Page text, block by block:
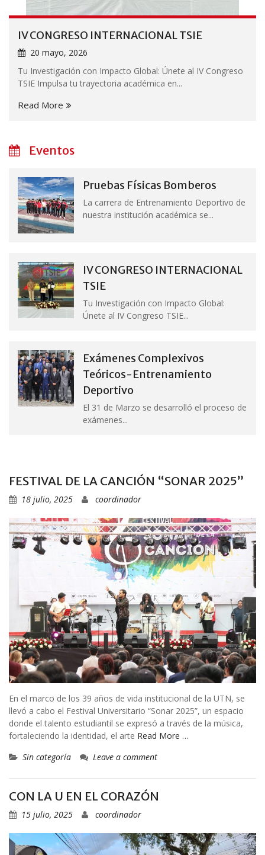
IV CONGRESO INTERNACIONAL TSIE
20 mayo, 2026
Tu Investigación con Impacto Global: Únete al IV Congreso
TSIE Impulsa tu trayectoria académica en...
Read More
Eventos
Pruebas Físicas Bomberos
La carrera de Entrenamiento Deportivo de
nuestra institución académica se...
IV CONGRESO INTERNACIONAL
TSIE
Tu Investigación con Impacto Global:
Únete al IV Congreso TSIE...
Exámenes Complexivos
Teóricos-Entrenamiento
Deportivo
El 31 de Marzo se desarrolló el proceso de
exámenes...
FESTIVAL DE LA CANCIÓN “SONAR 2025”
18 julio, 2025 coordinador
En el marco de los 39 años de vida institucional de la UTN, se
llevó a cabo el Festival Universitario “Sonar 2025”, un espacio
donde el talento estudiantil se expresó a través de la música,
fortaleciendo la identidad, el arte Read More …
Sin categoría
Leave a comment
CON LA U EN EL CORAZÓN
15 julio, 2025 coordinador